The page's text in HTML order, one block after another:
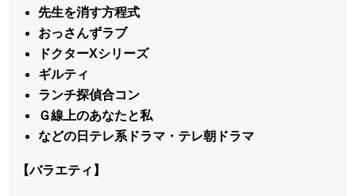
先生を消す方程式
おっさんずラブ
ドクターXシリーズ
ギルティ
ランチ探偵合コン
Ｇ線上のあなたと私
などの日テレ系ドラマ・テレ朝ドラマ
【バラエティ】